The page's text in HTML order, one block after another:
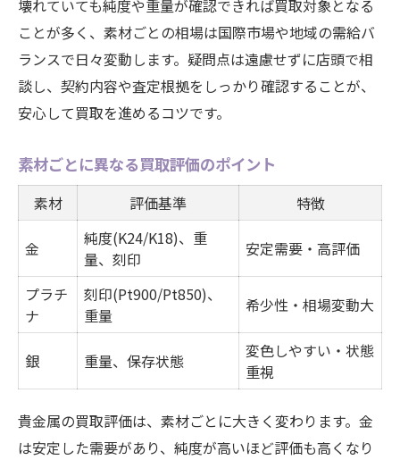
壊れていても純度や重量が確認できれば買取対象となる
ことが多く、素材ごとの相場は国際市場や地域の需給バ
ランスで日々変動します。疑問点は遠慮せずに店頭で相
談し、契約内容や査定根拠をしっかり確認することが、
安心して買取を進めるコツです。
素材ごとに異なる買取評価のポイント
素材 評価基準 特徴
金
純度(K24/K18)、重
量、刻印
安定需要・高評価
プラチ
ナ
刻印(Pt900/Pt850)、
重量
希少性・相場変動大
銀 重量、保存状態
変色しやすい・状態
重視
貴金属の買取評価は、素材ごとに大きく変わります。金
は安定した需要があり、純度が高いほど評価も高くなり